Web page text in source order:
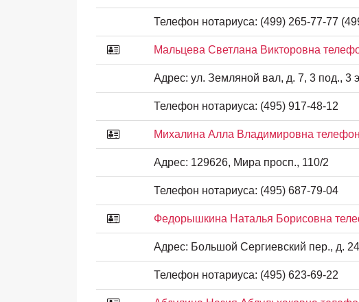
Телефон нотариуса: (499) 265-77-77
Мальцева Светлана Викторовна
Адрес: ул. Земляной вал, д. 7, 3 под., 3
Телефон нотариуса: (495) 917-48-12
Михалина Алла Владимировна
Адрес: 129626, Мира просп., 110/2
Телефон нотариуса: (495) 687-79-04
Федорышкина Наталья Борисовна
Адрес: Большой Сергиевский пер., д.
Телефон нотариуса: (495) 623-69-22